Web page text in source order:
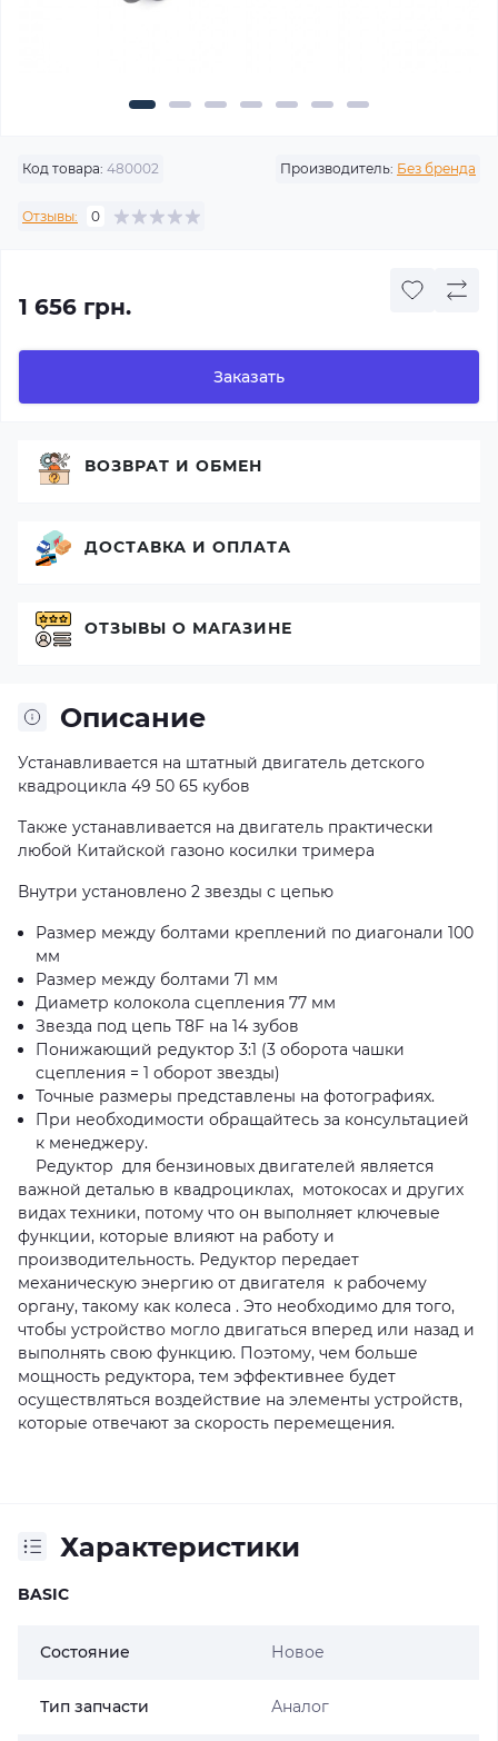
Код товара: 480002 Производитель: Без бренда
Отзывы: 0
1 656 грн.
Заказать
Описание
Устанавливается на штатный двигатель детского
квадроцикла 49 50 65 кубов
Также устанавливается на двигатель практически
любой Китайской газоно косилки тримера
Внутри установлено 2 звезды с цепью
Размер между болтами креплений по диагонали 100
мм
Размер между болтами 71 мм
Диаметр колокола сцепления 77 мм
Звезда под цепь T8F на 14 зубов
Понижающий редуктор 3:1 (3 оборота чашки
сцепления = 1 оборот звезды)
Точные размеры представлены на фотографиях.
При необходимости обращайтесь за консультацией
к менеджеру.
Редуктор для бензиновых двигателей является
важной деталью в квадроциклах, мотокосах и других
видах техники, потому что он выполняет ключевые
функции, которые влияют на работу и
производительность. Редуктор передает
механическую энергию от двигателя к рабочему
органу, такому как колеса . Это необходимо для того,
чтобы устройство могло двигаться вперед или назад и
выполнять свою функцию. Поэтому, чем больше
мощность редуктора, тем эффективнее будет
осуществляться воздействие на элементы устройств,
которые отвечают за скорость перемещения.
Характеристики
BASIC
Состояние Новое
Тип запчасти Аналог
ВОЗВРАТ И ОБМЕН
ДОСТАВКА И ОПЛАТА
ОТЗЫВЫ О МАГАЗИНЕ